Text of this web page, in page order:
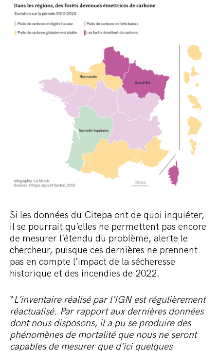
Si les données du Citepa ont de quoi inquiéter,
il se pourrait qu’elles ne permettent pas encore
de mesurer l’étendu du problème, alerte le
chercheur, puisque ces dernières ne prennent
pas en compte l’impact de la sécheresse
historique et des incendies de 2022.
“L’inventaire réalisé par l’IGN est régulièrement
réactualisé. Par rapport aux dernières données
dont nous disposons, il a pu se produire des
phénomènes de mortalité que nous ne seront
capables de mesurer que d’ici quelques